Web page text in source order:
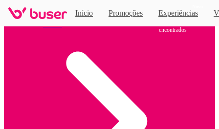
Início Promoções Experiências
0 horáriosde
encontrados